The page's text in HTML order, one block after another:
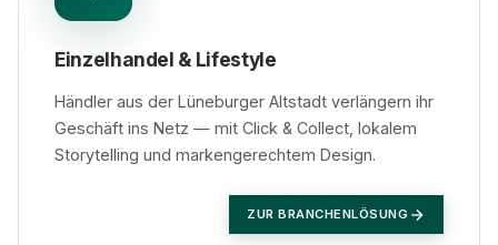
Einzelhandel & Lifestyle
Händler aus der Lüneburger Altstadt verlängern ihr
Geschäft ins Netz — mit Click & Collect, lokalem
Storytelling und markengerechtem Design.
ZUR BRANCHENLÖSUNG